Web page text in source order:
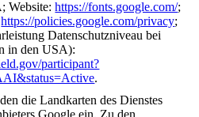
Website:https://fonts.google.com/;
https://policies.google.com/privacy;
Datenschutzniveau bei
in den USA):
participant?
.
die Landkarten des Dienstes